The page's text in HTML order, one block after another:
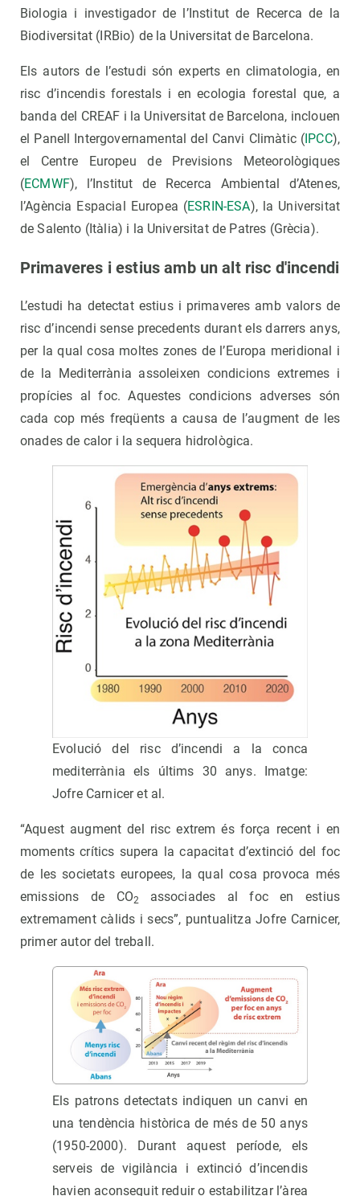
Biologia i investigador de l’Institut de Recerca de la
Biodiversitat (IRBio) de la Universitat de Barcelona.
Els autors de l’estudi són experts en climatologia, en
risc d’incendis forestals i en ecologia forestal que, a
banda del CREAF i la Universitat de Barcelona, inclouen
el Panell Intergovernamental del Canvi Climàtic ( IPCC),
el Centre Europeu de Previsions Meteorològiques
(ECMWF), l’Institut de Recerca Ambiental d’Atenes,
l’Agència Espacial Europea (ESRIN-ESA), la Universitat
de Salento (Itàlia) i la Universitat de Patres (Grècia).
Primaveres i estius amb un alt risc d'incendi
L’estudi ha detectat estius i primaveres amb valors de
risc d’incendi sense precedents durant els darrers anys,
per la qual cosa moltes zones de l’Europa meridional i
de la Mediterrània assoleixen condicions extremes i
propícies al foc. Aquestes condicions adverses són
cada cop més freqüents a causa de l’augment de les
onades de calor i la sequera hidrològica.
Evolució del risc d’incendi a la conca
mediterrània els últims 30 anys. Imatge:
Jofre Carnicer et al.
“Aquest augment del risc extrem és força recent i en
moments crítics supera la capacitat d’extinció del foc
de les societats europees, la qual cosa provoca més
emissions de CO2
associades al foc en estius
extremament càlids i secs”, puntualitza Jofre Carnicer,
primer autor del treball.
Els patrons detectats indiquen un canvi en
una tendència històrica de més de 50 anys
(1950-2000). Durant aquest període, els
serveis de vigilància i extinció d’incendis
havien aconseguit reduir o estabilitzar l’àrea